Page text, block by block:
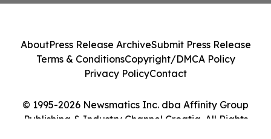
© 1995-2026 Newsmatics Inc. dba Affinity Group
Publishing & Industry Channel Croatia. All Rights
AboutPress Release ArchiveSubmit Press Release
Terms & ConditionsCopyright/DMCA Policy
Privacy PolicyContact